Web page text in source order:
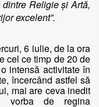
dintre Religie și Artă,
excelent”.
6 iulie, de la ora
cel ce timp de 20 de
intensă activitate în
încercând astfel să
mai are ceva inedit
vorba de regina